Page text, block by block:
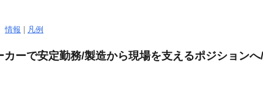
情報 凡例
ーで安定勤務/製造から現場を支えるポジション